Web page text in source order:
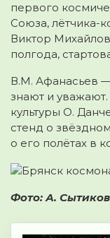
первого
Союза, лётчика-
Виктор
полгода,
В.М. Афанасьев —
знают и
культуры О.
стенд о
о его полётах в
Фото: А. Сытиков